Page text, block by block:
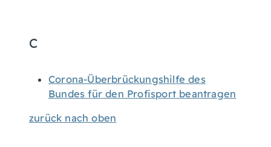
C
Corona-Überbrückungshilfe des
Bundes für den Profisport beantragen
zurück nach oben